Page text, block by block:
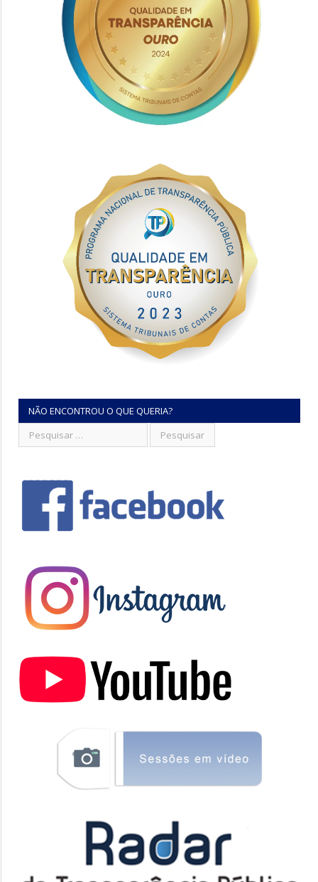
NÃO ENCONTROU O QUE QUERIA?